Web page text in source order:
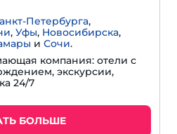
Петербурга,
, Уфы, Новосибирска,
и Сочи.
компания: отели с
экскурсии,
24/7
БОЛЬШЕ